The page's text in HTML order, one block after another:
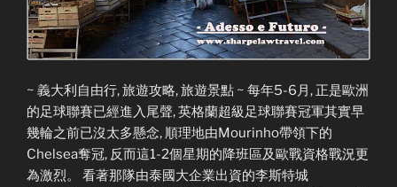
~ 義大利自由行, 旅遊攻略, 旅遊景點 ~ 每年5-6月, 正是歐洲
的足球聯賽已經進入尾聲, 英格蘭超級足球聯賽冠軍其實早
幾輪之前已沒太多懸念, 順理地由Mourinho帶領下的
Chelsea奪冠, 反而這1-2個星期的降班區及歐戰資格戰況更
為激烈。 看著那隊由泰國大企業出資的李斯特城